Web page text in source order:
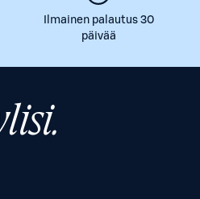
Ilmainen palautus 30
päivää